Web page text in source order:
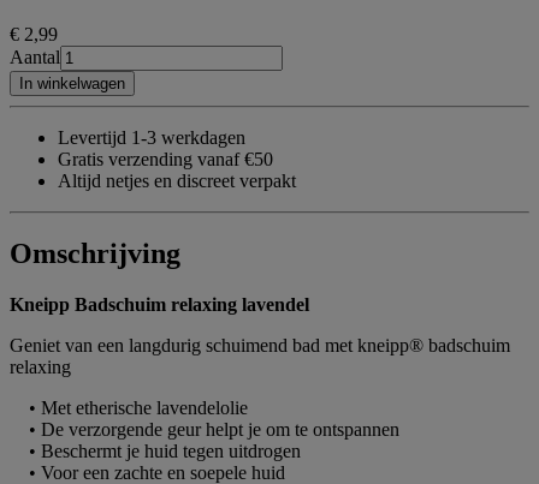
€ 2,99
Aantal
In winkelwagen
Levertijd 1-3 werkdagen
Gratis verzending vanaf €50
Altijd netjes en discreet verpakt
Omschrijving
Kneipp Badschuim relaxing lavendel
Geniet van een langdurig schuimend bad met kneipp® badschuim
relaxing
• Met etherische lavendelolie
• De verzorgende geur helpt je om te ontspannen
• Beschermt je huid tegen uitdrogen
• Voor een zachte en soepele huid